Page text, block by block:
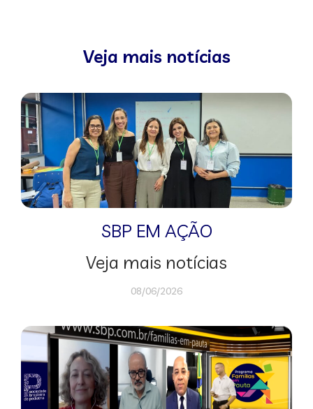
Veja mais notícias
SBP EM AÇÃO
Veja mais notícias
08/06/2026